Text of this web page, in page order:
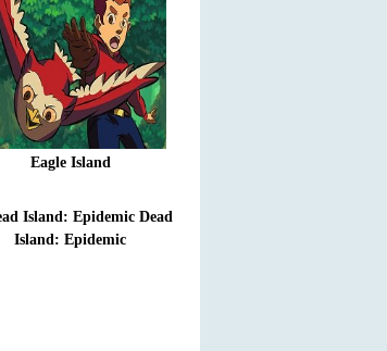
Eagle Island
Dead
Island: Epidemic